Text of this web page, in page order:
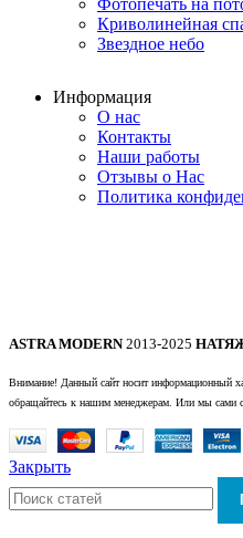
Криволинейная
Звездное небо
Информация
О нас
Контакты
Наши работы
Отзывы о Нас
Политика
ASTRA MODERN2013-2025
Внимание! Данный сайт носит информационный
обращайтесь к нашим менеджерам. Или мы сами
Закрыть